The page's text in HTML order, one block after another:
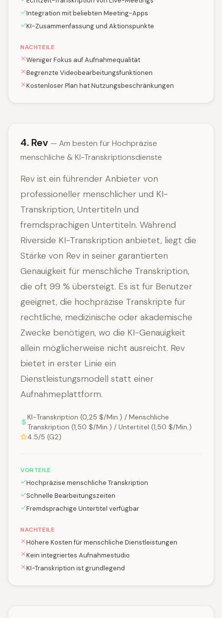
Integration mit beliebten Meeting-Apps
KI-Zusammenfassung und Aktionspunkte
NACHTEILE
Weniger Fokus auf Aufnahmequalität
Begrenzte Videobearbeitungsfunktionen
Kostenloser Plan hat Nutzungsbeschränkungen
4. Rev — Am besten für Hochpräzise
menschliche & KI-Transkriptionsdienste
Rev ist ein führender Anbieter von
professioneller menschlicher und KI-
Transkription, Untertiteln und
fremdsprachigen Untertiteln. Während
Riverside KI-Transkription anbietet, liegt die
Stärke von Rev in seiner garantierten
Genauigkeit für menschliche Transkription,
die oft 99 % übersteigt. Es ist für Benutzer
geeignet, die hochpräzise Transkripte für
rechtliche, medizinische oder akademische
Zwecke benötigen, wo die KI-Genauigkeit
allein möglicherweise nicht ausreicht. Rev
bietet in erster Linie ein
Dienstleistungsmodell statt einer
Aufnahmeplattform.
KI-Transkription (0,25 $/Min.) / Menschliche
Transkription (1,50 $/Min.) / Untertitel (1,50 $/Min.)
4.5/5 (G2)
VORTEILE
Hochpräzise menschliche Transkription
Schnelle Bearbeitungszeiten
Fremdsprachige Untertitel verfügbar
NACHTEILE
Höhere Kosten für menschliche Dienstleistungen
Kein integriertes Aufnahmestudio
KI-Transkription ist grundlegend